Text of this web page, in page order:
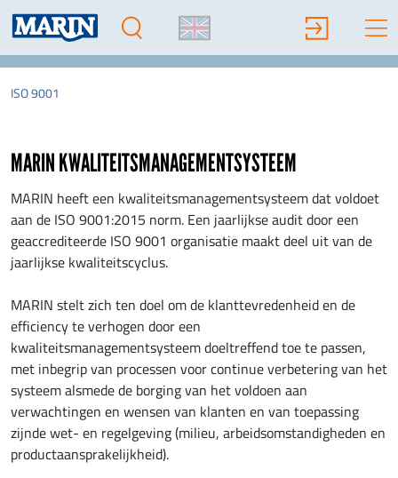
ISO 9001
MARIN KWALITEITSMANAGEMENTSYSTEEM
MARIN heeft een kwaliteitsmanagementsysteem dat voldoet
aan de ISO 9001:2015 norm. Een jaarlijkse audit door een
geaccrediteerde ISO 9001 organisatie maakt deel uit van de
jaarlijkse kwaliteitscyclus.
MARIN stelt zich ten doel om de klanttevredenheid en de
efficiency te verhogen door een
kwaliteitsmanagementsysteem doeltreffend toe te passen,
met inbegrip van processen voor continue verbetering van het
systeem alsmede de borging van het voldoen aan
verwachtingen en wensen van klanten en van toepassing
zijnde wet- en regelgeving (milieu, arbeidsomstandigheden en
productaansprakelijkheid).